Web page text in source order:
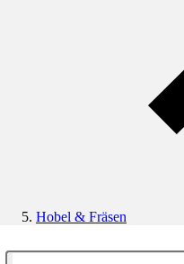
Hobel & Fräsen